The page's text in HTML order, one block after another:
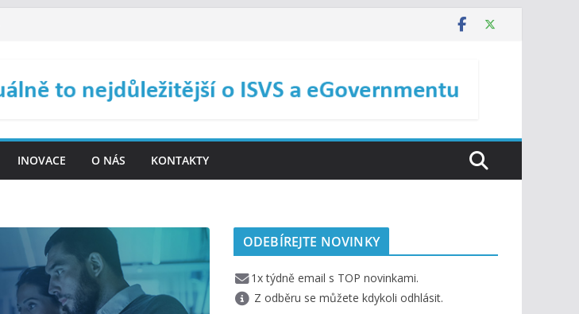
INOVACE O NÁS KONTAKTY
ODEBÍREJTE NOVINKY
1x týdně email s TOP novinkami.
Z odběru se můžete kdykoli odhlásit.